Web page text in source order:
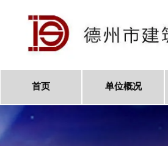
首页 单位概况